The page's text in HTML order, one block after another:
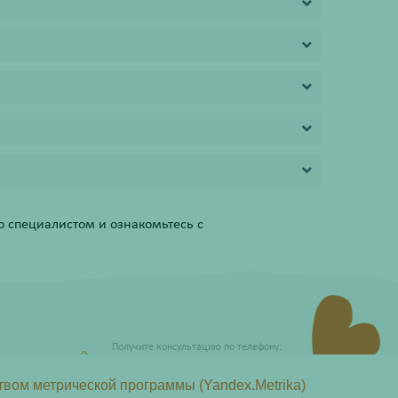
специалистом и ознакомьтесь с
Получите консультацию по телефону:
метрической программы (Yandex.Metrika)